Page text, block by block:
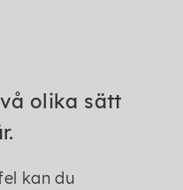
olika sätt
kan du